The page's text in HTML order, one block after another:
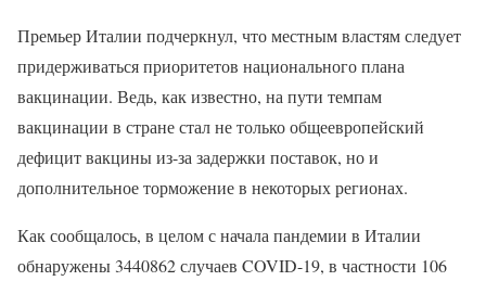
Премьер Италии подчеркнул, что местным властям следует
придерживаться приоритетов национального плана
вакцинации. Ведь, как известно, на пути темпам
вакцинации в стране стал не только общеевропейский
дефицит вакцины из-за задержки поставок, но и
дополнительное торможение в некоторых регионах.
Как сообщалось, в целом с начала пандемии в Италии
обнаружены 3440862 случаев COVID-19, в частности 106